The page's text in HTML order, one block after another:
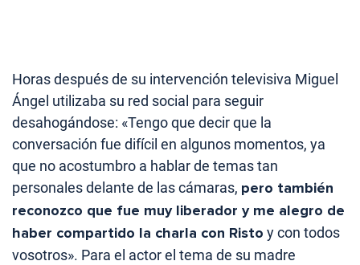
Horas después de su intervención televisiva Miguel
Ángel utilizaba su red social para seguir
desahogándose: «Tengo que decir que la
conversación fue difícil en algunos momentos, ya
que no acostumbro a hablar de temas tan
personales delante de las cámaras, pero también
reconozco que fue muy liberador y me alegro de
haber compartido la charla con Risto y con todos
vosotros». Para el actor el tema de su madre